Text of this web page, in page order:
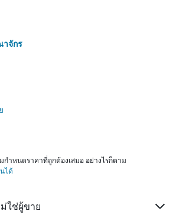
จักร
กำหนดราคาที่ถูกต้องเสมอ อย่างไรก็ตาม
ได้
ม่ใช่ผู้ขาย